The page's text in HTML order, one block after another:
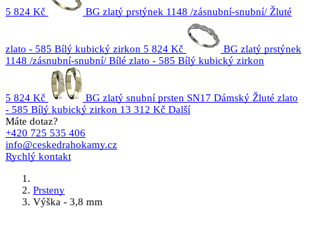
5 824 Kč BG zlatý prstýnek 1148 /zásnubní-snubní/ Žluté
zlato - 585 Bílý kubický zirkon 5 824 Kč
BG zlatý prstýnek
1148 /zásnubní-snubní/ Bílé zlato - 585 Bílý kubický zirkon
5 824 Kč
BG zlatý snubní prsten SN17 Dámský Žluté zlato
- 585 Bílý kubický zirkon 13 312 Kč Další
Máte dotaz?
+420 725 535 406
info@ceskedrahokamy.cz
Rychlý kontakt
Prsteny
Výška - 3,8 mm